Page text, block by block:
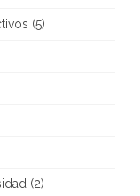
(5)
(2)